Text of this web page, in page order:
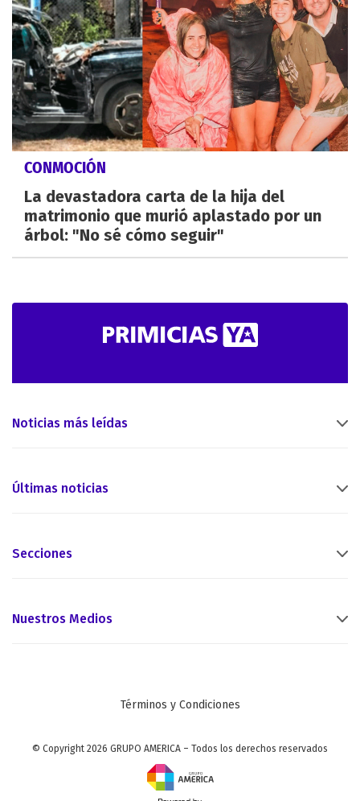
CONMOCIÓN
La devastadora carta de la hija del
matrimonio que murió aplastado por un
árbol: "No sé cómo seguir"
Noticias más leídas
Últimas noticias
Secciones
Nuestros Medios
Términos y Condiciones
© Copyright 2026 GRUPO AMERICA – Todos los derechos reservados